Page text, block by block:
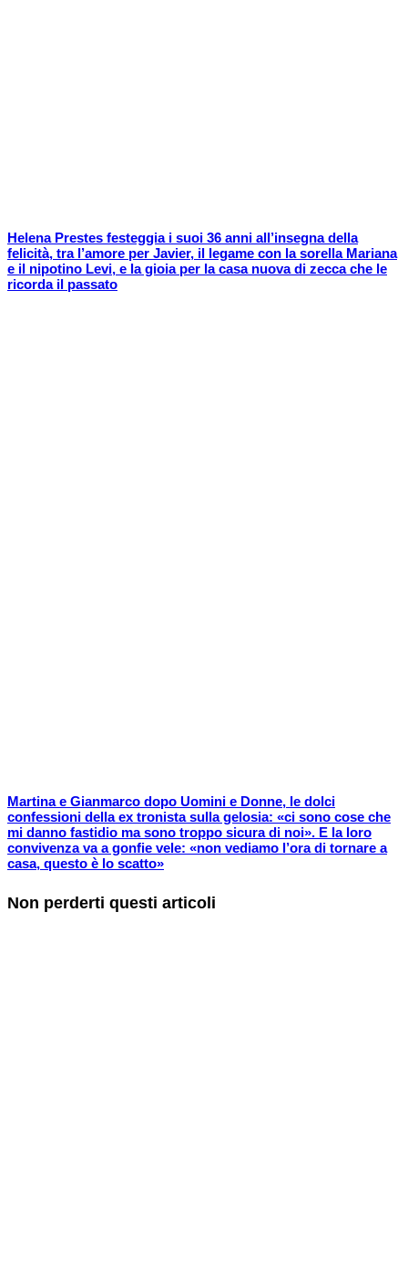
Helena Prestes festeggia i suoi 36 anni all’insegna della
felicità, tra l’amore per Javier, il legame con la sorella Mariana
e il nipotino Levi, e la gioia per la casa nuova di zecca che le
ricorda il passato
Martina e Gianmarco dopo Uomini e Donne, le dolci
confessioni della ex tronista sulla gelosia: «ci sono cose che
mi danno fastidio ma sono troppo sicura di noi». E la loro
convivenza va a gonfie vele: «non vediamo l’ora di tornare a
casa, questo è lo scatto»
Non perderti questi articoli